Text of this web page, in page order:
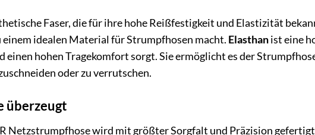
Faser, die für ihre hohe Reißfestigkeit und Elastizität
einem idealen Material für Strumpfhosen macht. Elasthanist eine
einen hohen Tragekomfort sorgt. Sie ermöglicht es der
oder zu verrutschen.
überzeugt
Netzstrumpfhose wird mit größter Sorgfalt und Präzision